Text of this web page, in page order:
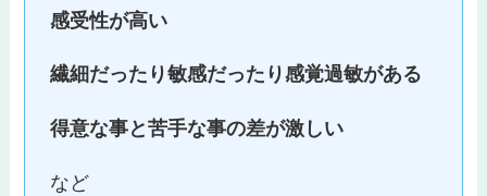
感受性が高い
繊細だったり敏感だったり感覚過敏がある
得意な事と苦手な事の差が激しい
など